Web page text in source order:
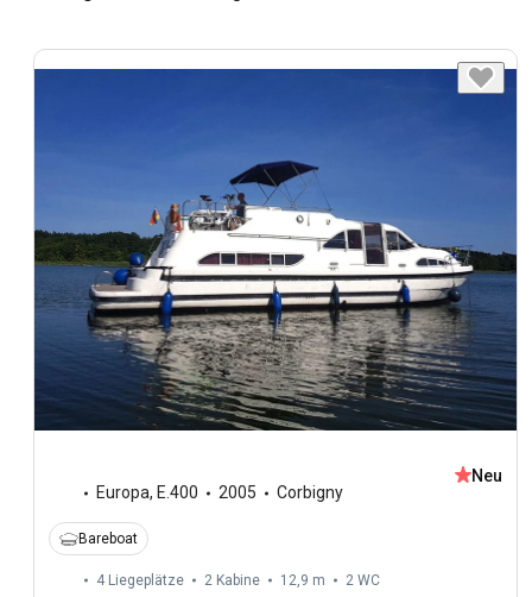
Europa, E.400 2005 Corbigny
Neu
Bareboat
4 Liegeplätze 2 Kabine 12,9 m 2 WC